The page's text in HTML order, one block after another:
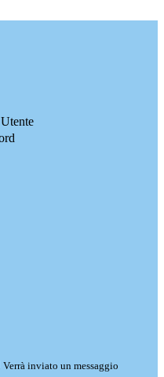
Verrà inviato un messaggio